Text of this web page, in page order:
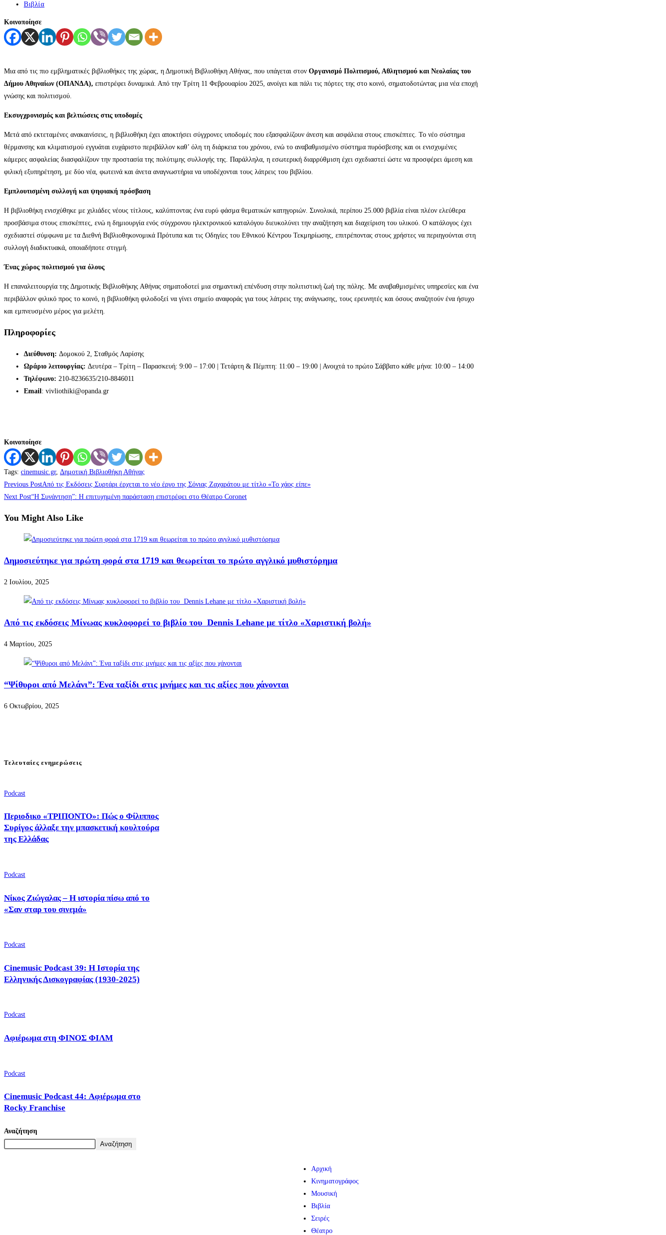
Βιβλία
Κοινοποίησε
Μια από τις πιο εμβληματικές βιβλιοθήκες της χώρας, η Δημοτική Βιβλιοθήκη Αθήνας, που υπάγεται στον Οργανισμό Πολιτισμού, Αθλητισμού και Νεολαίας του
Δήμου Αθηναίων (ΟΠΑΝΔΑ), επιστρέφει δυναμικά. Από την Τρίτη 11 Φεβρουαρίου 2025, ανοίγει και πάλι τις πόρτες της στο κοινό, σηματοδοτώντας μια νέα εποχή
γνώσης και πολιτισμού.
Εκσυγχρονισμός και βελτιώσεις στις υποδομές
Μετά από εκτεταμένες ανακαινίσεις, η βιβλιοθήκη έχει αποκτήσει σύγχρονες υποδομές που εξασφαλίζουν άνεση και ασφάλεια στους επισκέπτες. Το νέο σύστημα
θέρμανσης και κλιματισμού εγγυάται ευχάριστο περιβάλλον καθ’ όλη τη διάρκεια του χρόνου, ενώ το αναβαθμισμένο σύστημα πυρόσβεσης και οι ενισχυμένες
κάμερες ασφαλείας διασφαλίζουν την προστασία της πολύτιμης συλλογής της. Παράλληλα, η εσωτερική διαρρύθμιση έχει σχεδιαστεί ώστε να προσφέρει άμεση και
φιλική εξυπηρέτηση, με δύο νέα, φωτεινά και άνετα αναγνωστήρια να υποδέχονται τους λάτρεις του βιβλίου.
Εμπλουτισμένη συλλογή και ψηφιακή πρόσβαση
Η βιβλιοθήκη ενισχύθηκε με χιλιάδες νέους τίτλους, καλύπτοντας ένα ευρύ φάσμα θεματικών κατηγοριών. Συνολικά, περίπου 25.000 βιβλία είναι πλέον ελεύθερα
προσβάσιμα στους επισκέπτες, ενώ η δημιουργία ενός σύγχρονου ηλεκτρονικού καταλόγου διευκολύνει την αναζήτηση και διαχείριση του υλικού. Ο κατάλογος έχει
σχεδιαστεί σύμφωνα με τα Διεθνή Βιβλιοθηκονομικά Πρότυπα και τις Οδηγίες του Εθνικού Κέντρου Τεκμηρίωσης, επιτρέποντας στους χρήστες να περιηγούνται στη
συλλογή διαδικτυακά, οποιαδήποτε στιγμή.
Ένας χώρος πολιτισμού για όλους
Η επαναλειτουργία της Δημοτικής Βιβλιοθήκης Αθήνας σηματοδοτεί μια σημαντική επένδυση στην πολιτιστική ζωή της πόλης. Με αναβαθμισμένες υπηρεσίες και ένα
περιβάλλον φιλικό προς το κοινό, η βιβλιοθήκη φιλοδοξεί να γίνει σημείο αναφοράς για τους λάτρεις της ανάγνωσης, τους ερευνητές και όσους αναζητούν ένα ήσυχο
και εμπνευσμένο μέρος για μελέτη.
Πληροφορίες
Διεύθυνση: Δομοκού 2, Σταθμός Λαρίσης
Ωράριο λειτουργίας: Δευτέρα – Τρίτη – Παρασκευή: 9:00 – 17:00 | Τετάρτη & Πέμπτη: 11:00 – 19:00 | Ανοιχτά το πρώτο Σάββατο κάθε μήνα: 10:00 – 14:00
Τηλέφωνο: 210-8236635/210-8846011
Email: vivliothiki@opanda.gr
Κοινοποίησε
Tags: cinemusic.gr, Δημοτική Βιβλιοθήκη Αθήνας
Previous PostΑπό τις Εκδόσεις Συρτάρι έρχεται το νέο έργο της Σόνιας Ζαχαράτου με τίτλο «Το χάος είπε»
Next Post“Η Συνάντηση”: Η επιτυχημένη παράσταση επιστρέφει στο Θέατρο Coronet
You Might Also Like
Δημοσιεύτηκε για πρώτη φορά στα 1719 και θεωρείται το πρώτο αγγλικό μυθιστόρημα
2 Ιουλίου, 2025
Από τις εκδόσεις Μίνωας κυκλοφορεί το βιβλίο του Dennis Lehane με τίτλο «Χαριστική βολή»
4 Μαρτίου, 2025
“Ψίθυροι από Μελάνι”: Ένα ταξίδι στις μνήμες και τις αξίες που χάνονται
6 Οκτωβρίου, 2025
Τελευταίες ενημερώσεις
Podcast
Περιοδικο «ΤΡΙΠΟΝΤΟ»: Πώς ο Φίλιππος
Συρίγος άλλαξε την μπασκετική κουλτούρα
της Ελλάδας
Podcast
Νίκος Ζιώγαλας – Η ιστορία πίσω από το
«Σαν σταρ του σινεμά»
Podcast
Cinemusic Podcast 39: Η Ιστορία της
Ελληνικής Δισκογραφίας (1930-2025)
Podcast
Αφιέρωμα στη ΦΙΝΟΣ ΦΙΛΜ
Podcast
Cinemusic Podcast 44: Αφιέρωμα στο
Rocky Franchise
Αναζήτηση
Αναζήτηση
Αρχική
Κινηματογράφος
Μουσική
Βιβλία
Σειρές
Θέατρο